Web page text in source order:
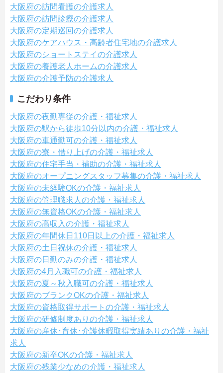
大阪府の訪問看護の介護求人
大阪府の訪問診療の介護求人
大阪府の定期巡回の介護求人
大阪府のケアハウス・高齢者住宅地の介護求人
大阪府のショートステイの介護求人
大阪府の養護老人ホームの介護求人
大阪府の介護予防の介護求人
こだわり条件
大阪府の夜勤専従の介護・福祉求人
大阪府の駅から徒歩10分以内の介護・福祉求人
大阪府の車通勤可の介護・福祉求人
大阪府の寮・借り上げの介護・福祉求人
大阪府の住宅手当・補助の介護・福祉求人
大阪府のオープニングスタッフ募集の介護・福祉求人
大阪府の未経験OKの介護・福祉求人
大阪府の管理職求人の介護・福祉求人
大阪府の無資格OKの介護・福祉求人
大阪府の高収入の介護・福祉求人
大阪府の年間休日110日以上の介護・福祉求人
大阪府の土日祝休の介護・福祉求人
大阪府の日勤のみの介護・福祉求人
大阪府の4月入職可の介護・福祉求人
大阪府の夏～秋入職可の介護・福祉求人
大阪府のブランクOKの介護・福祉求人
大阪府の資格取得サポートの介護・福祉求人
大阪府の研修制度ありの介護・福祉求人
大阪府の産休･育休･介護休暇取得実績ありの介護・福祉
求人
大阪府の新卒OKの介護・福祉求人
大阪府の残業少なめの介護・福祉求人